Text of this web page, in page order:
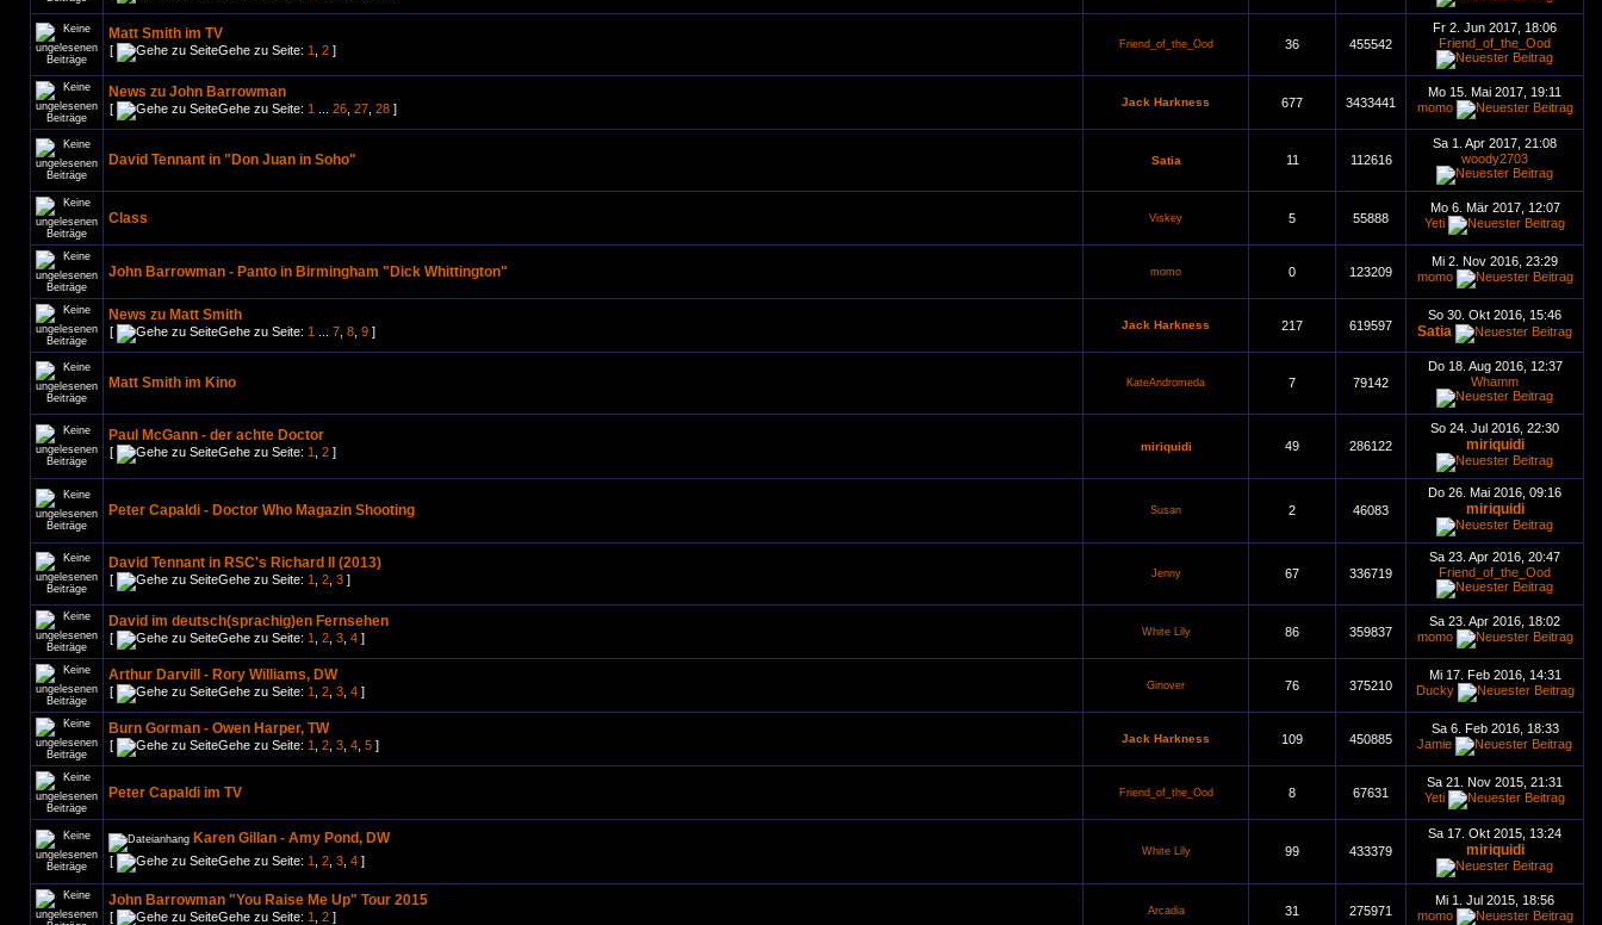
Matt Smith im TV
[ Gehe zu Seite: 1 2 ] Friend_of_the_Ood 36 455542
Fr 2. Jun 2017, 18:06
Friend_of_the_Ood
News zu John Barrowman
[ Gehe zu Seite: 1 26 27 28 ] Jack Harkness 677 3433441
Mo 15. Mai 2017, 19:11
momo
David Tennant in "Don Juan in Soho" Satia 11 112616
Sa 1. Apr 2017, 21:08
woody2703
Class Viskey 5 55888
Mo 6. Mär 2017, 12:07
Yeti
John Barrowman - Panto in Birmingham "Dick Whittington" momo 0 123209
Mi 2. Nov 2016, 23:29
momo
News zu Matt Smith
[ Gehe zu Seite: 1 7 8 9 ] Jack Harkness 217 619597
So 30. Okt 2016, 15:46
Satia
Matt Smith im Kino KateAndromeda 7 79142
Do 18. Aug 2016, 12:37
Whamm
Paul McGann - der achte Doctor
[ Gehe zu Seite: 1 2 ] miriquidi 49 286122
So 24. Jul 2016, 22:30
miriquidi
Peter Capaldi - Doctor Who Magazin Shooting Susan 2 46083
Do 26. Mai 2016, 09:16
miriquidi
David Tennant in RSC's Richard II (2013)
[ Gehe zu Seite: 1 2 3 ] Jenny 67 336719
Sa 23. Apr 2016, 20:47
Friend_of_the_Ood
David im deutsch(sprachig)en Fernsehen
[ Gehe zu Seite: 1 2 3 4 ] White Lily 86 359837
Sa 23. Apr 2016, 18:02
momo
Arthur Darvill - Rory Williams, DW
[ Gehe zu Seite: 1 2 3 4 ] Ginover 76 375210
Mi 17. Feb 2016, 14:31
Ducky
Burn Gorman - Owen Harper, TW
[ Gehe zu Seite: 1 2 3 4 5 ] Jack Harkness 109 450885
Sa 6. Feb 2016, 18:33
Jamie
Peter Capaldi im TV Friend_of_the_Ood 8 67631
Sa 21. Nov 2015, 21:31
Yeti
Karen Gillan - Amy Pond, DW
[ Gehe zu Seite: 1 2 3 4 ]
White Lily 99 433379
Sa 17. Okt 2015, 13:24
miriquidi
John Barrowman "You Raise Me Up" Tour 2015
[ Gehe zu Seite: 1 2 ] Arcadia 31 275971
Mi 1. Jul 2015, 18:56
momo